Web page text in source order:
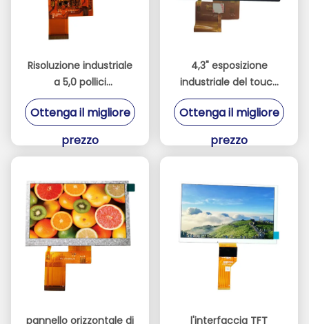
Risoluzione industriale
a 5,0 pollici
dell'interfaccia
800x480 di Chimei
RGB
Ottenga il migliore
prezzo
4,3" esposizione
industriale del touch
screen 500cd/M2 con
ST7262E43 IC
Ottenga il migliore
prezzo
pannello orizzontale di l'interfaccia TFT